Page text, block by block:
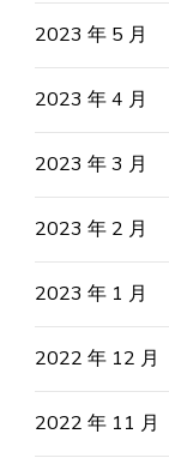
2023 年 5 月
2023 年 4 月
2023 年 3 月
2023 年 2 月
2023 年 1 月
2022 年 12 月
2022 年 11 月